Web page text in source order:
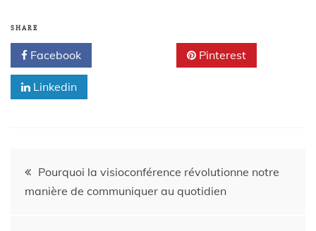
SHARE
Facebook Pinterest
Linkedin
Pourquoi la visioconférence révolutionne notre
manière de communiquer au quotidien